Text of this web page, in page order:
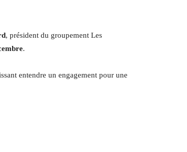
, président du groupement Les
.
entendre un engagement pour une